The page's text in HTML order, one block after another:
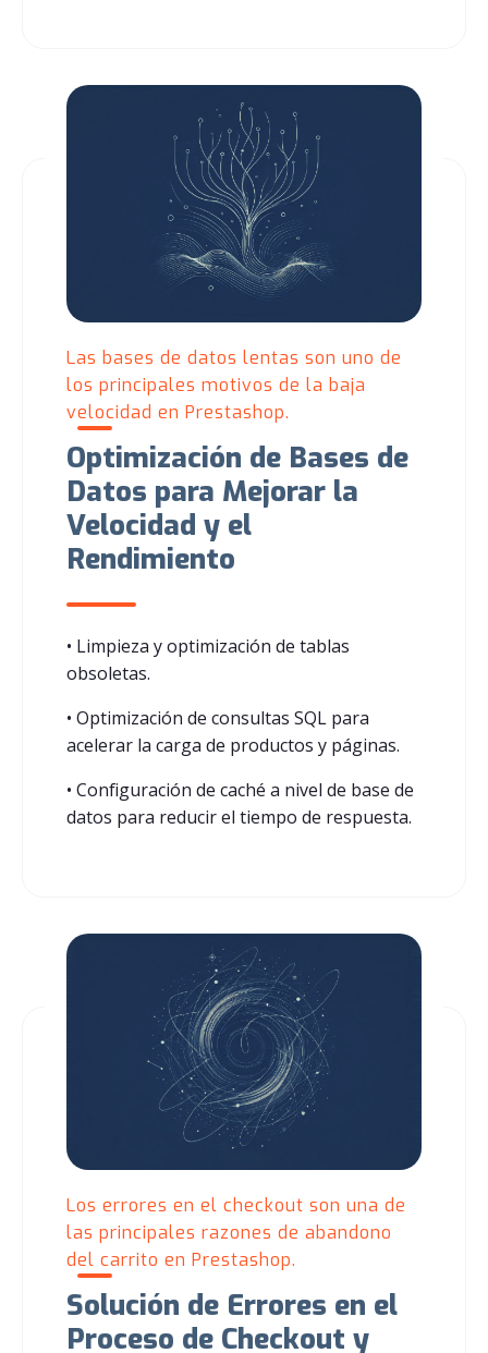
Las bases de datos lentas son uno de
los principales motivos de la baja
velocidad en Prestashop.
Optimización de Bases de
Datos para Mejorar la
Velocidad y el
Rendimiento
• Limpieza y optimización de tablas
obsoletas.
• Optimización de consultas SQL para
acelerar la carga de productos y páginas.
• Configuración de caché a nivel de base de
datos para reducir el tiempo de respuesta.
Los errores en el checkout son una de
las principales razones de abandono
del carrito en Prestashop.
Solución de Errores en el
Proceso de Checkout y